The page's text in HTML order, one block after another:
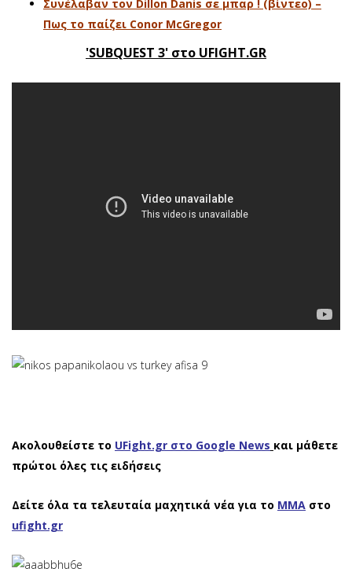
Συνέλαβαν τον Dillon Danis σε μπαρ ! (βίντεο) –
Πως το παίζει Conor McGregor
'SUBQUEST 3' στο UFIGHT.GR
Ακολουθείστε το UFight.gr στο Google News και μάθετε
πρώτοι όλες τις ειδήσεις
Δείτε όλα τα τελευταία μαχητικά νέα για το ΜΜΑ στο
ufight.gr